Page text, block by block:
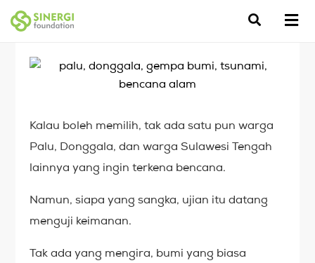
Kalau boleh memilih, tak ada satu pun warga
Palu, Donggala, dan warga Sulawesi Tengah
lainnya yang ingin terkena bencana.
Namun, siapa yang sangka, ujian itu datang
menguji keimanan.
Tak ada yang mengira, bumi yang biasa